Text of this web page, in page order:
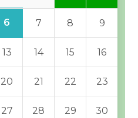
6 7 8 9
13 14 15 16
20 21 22 23
27 28 29 30